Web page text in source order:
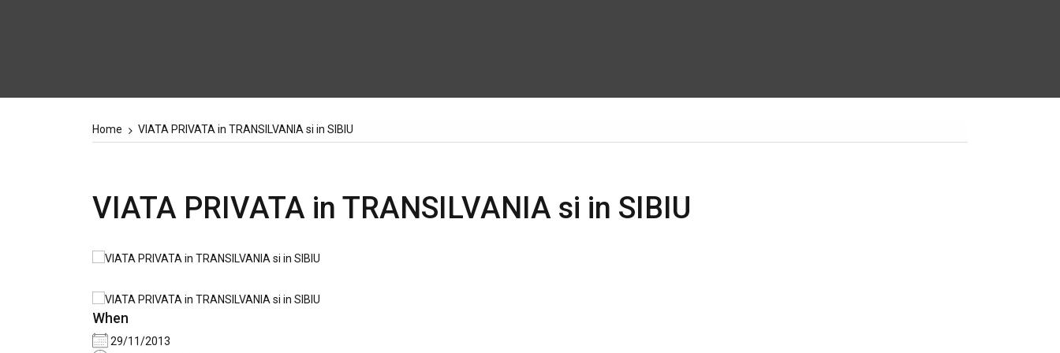
Home VIATA PRIVATA in TRANSILVANIA si in SIBIU
VIATA PRIVATA in TRANSILVANIA si in SIBIU
When
29/11/2013